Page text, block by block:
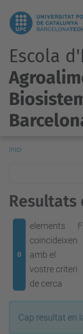
Escola
Inici
Resultats
0
elements
coincideixen
amb el
vostre criteri
de cerca
Cap resultat en